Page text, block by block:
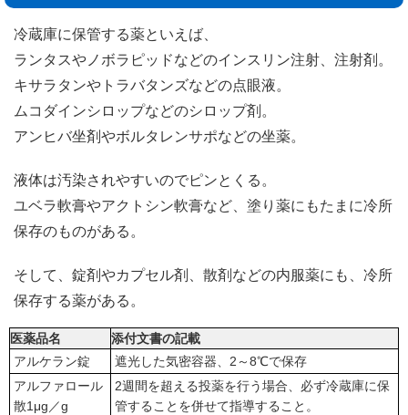
冷蔵庫に保管する薬といえば、
ランタスやノボラピッドなどのインスリン注射、注射剤。
キサラタンやトラバタンズなどの点眼液。
ムコダインシロップなどのシロップ剤。
アンヒバ坐剤やボルタレンサポなどの坐薬。
液体は汚染されやすいのでピンとくる。
ユベラ軟膏やアクトシン軟膏など、塗り薬にもたまに冷所
保存のものがある。
そして、錠剤やカプセル剤、散剤などの内服薬にも、冷所
保存する薬がある。
医薬品名
添付文書の記載
アルケラン錠
遮光した気密容器、2～8℃で保存
アルファロール
散1μg／g
2週間を超える投薬を行う場合、必ず冷蔵庫に保
管することを併せて指導すること。